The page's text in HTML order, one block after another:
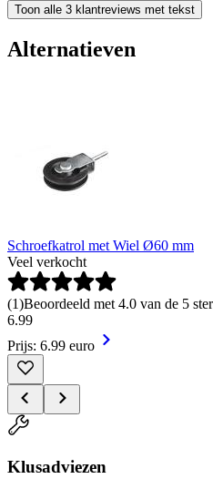
Toon alle 3 klantreviews met tekst
Alternatieven
Schroefkatrol met Wiel Ø60 mm
Veel verkocht
(1)Beoordeeld met 4.0 van de 5
6.99
Prijs: 6.99 euro
Klusadviezen